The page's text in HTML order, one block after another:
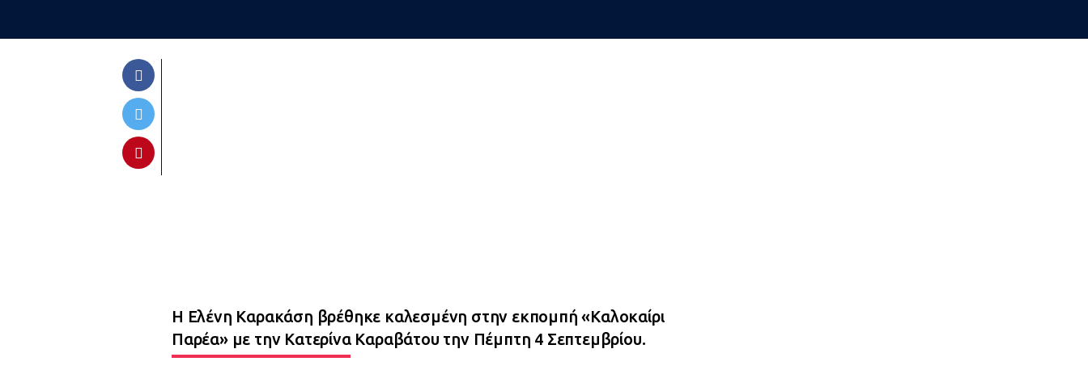
Η Ελένη Καρακάση βρέθηκε καλεσμένη στην εκπομπή «Καλοκαίρι
Παρέα» με την Κατερίνα Καραβάτου την Πέμπτη 4 Σεπτεμβρίου.